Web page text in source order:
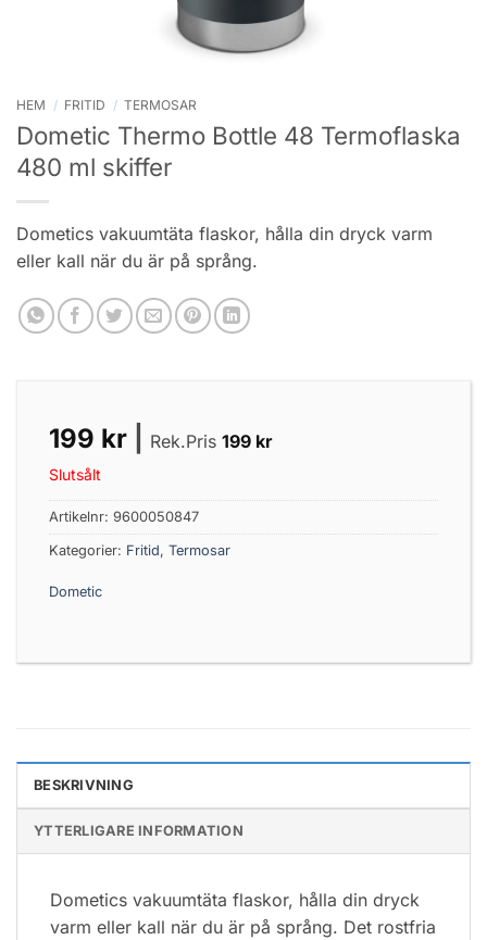
HEM / FRITID / TERMOSAR
Dometic Thermo Bottle 48 Termoflaska
480 ml skiffer
Dometics vakuumtäta flaskor, hålla din dryck varm
eller kall när du är på språng.
199 kr Rek.Pris 199 kr
Slutsålt
Artikelnr: 9600050847
Kategorier: Fritid, Termosar
Dometic
BESKRIVNING
YTTERLIGARE INFORMATION
Dometics vakuumtäta flaskor, hålla din dryck
varm eller kall när du är på språng. Det rostfria